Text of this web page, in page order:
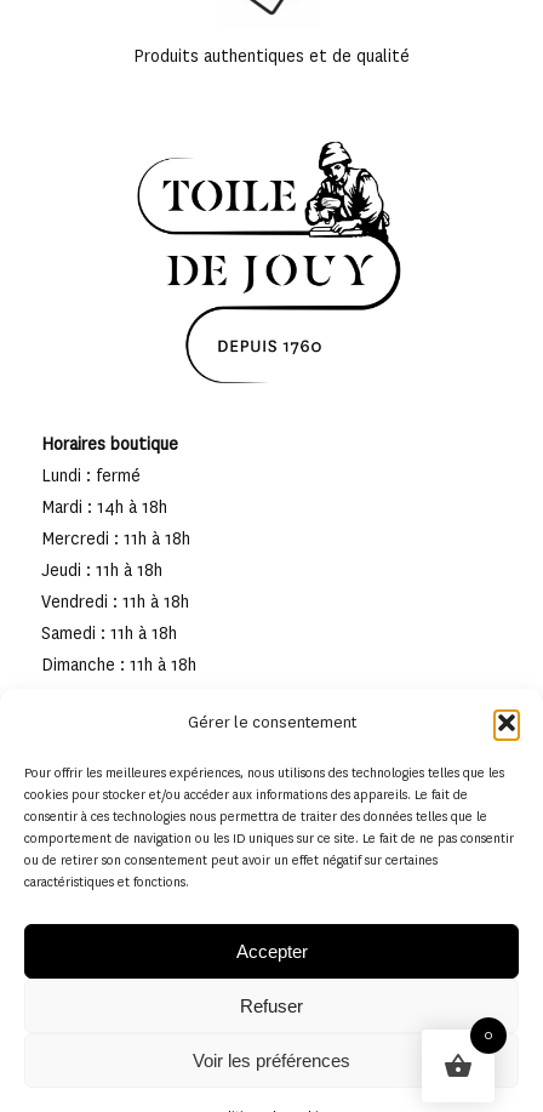
Gérer le consentement
Pour offrir les meilleures expériences, nous utilisons des technologies telles que les
cookies pour stocker et/ou accéder aux informations des appareils. Le fait de
consentir à ces technologies nous permettra de traiter des données telles que le
comportement de navigation ou les ID uniques sur ce site. Le fait de ne pas consentir
ou de retirer son consentement peut avoir un effet négatif sur certaines
caractéristiques et fonctions.
Accepter
Refuser
Voir les préférences
Produits authentiques et de qualité
Horaires boutique
Lundi : fermé
Mardi : 14h à 18h
Mercredi : 11h à 18h
Jeudi : 11h à 18h
Vendredi : 11h à 18h
Samedi : 11h à 18h
Dimanche : 11h à 18h
0